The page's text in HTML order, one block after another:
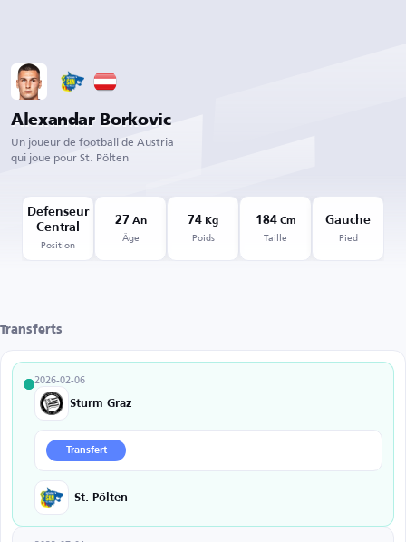
Alexandar Borkovic
Un joueur de football de Austria
qui joue pour St. Pölten
Défenseur
Central
Position
27 An
Âge
74 Kg
Poids
184Cm
Taille
Gauche
Pied
Transferts
2026-02-06
Sturm Graz
Transfert
St. Pölten